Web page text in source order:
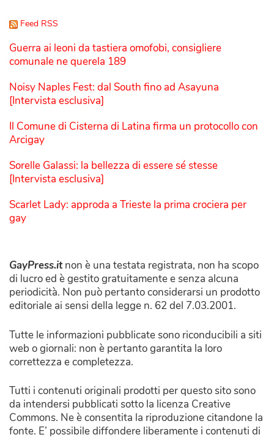
Feed RSS
Guerra ai leoni da tastiera omofobi, consigliere
comunale ne querela 189
Noisy Naples Fest: dal South fino ad Asayuna
[Intervista esclusiva]
Il Comune di Cisterna di Latina firma un protocollo con
Arcigay
Sorelle Galassi: la bellezza di essere sé stesse
[Intervista esclusiva]
Scarlet Lady: approda a Trieste la prima crociera per
gay
GayPress.itnon è una testata registrata, non ha scopo
di lucro ed è gestito gratuitamente e senza alcuna
periodicità. Non può pertanto considerarsi un prodotto
editoriale ai sensi della legge n. 62 del 7.03.2001.
Tutte le informazioni pubblicate sono riconducibili a siti
web o giornali: non è pertanto garantita la loro
correttezza e completezza.
Tutti i contenuti originali prodotti per questo sito sono
da intendersi pubblicati sotto la licenza Creative
Commons. Ne è consentita la riproduzione citandone la
fonte. E’ possibile diffondere liberamente i contenuti di